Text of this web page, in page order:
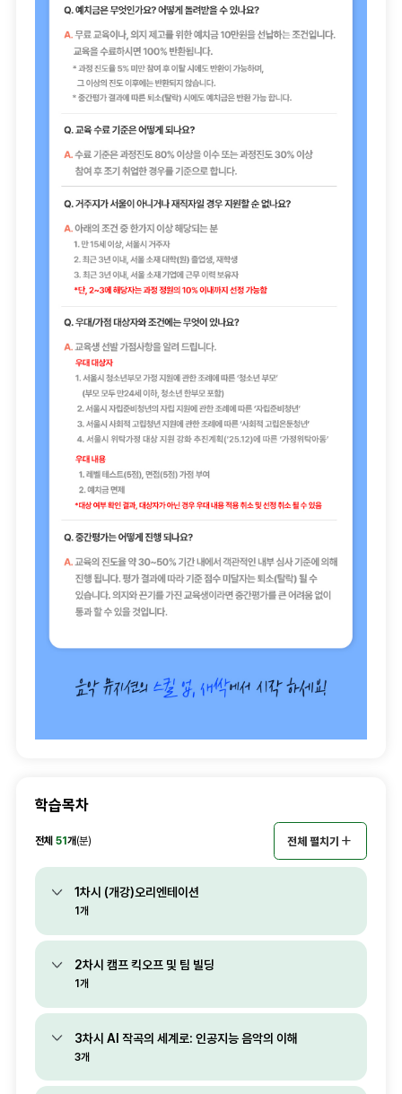
학습목차
전체51개(분) 전체 펼치기
1차시 (개강)오리엔테이션
1개
2차시 캠프 킥오프 및 팀 빌딩
1개
3차시 AI 작곡의 세계로: 인공지능 음악의 이해
3개